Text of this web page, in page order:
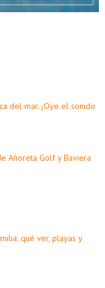
del mar. ¡Oye el sonido
Añoreta Golf y Baviera
qué ver, playas y